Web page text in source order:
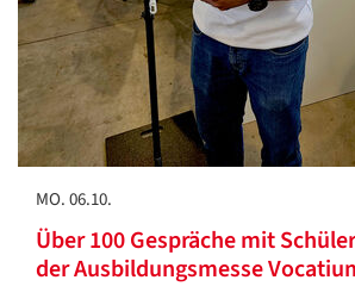
MO. 06.10.
Über 100 Gespräche mit
der Ausbildungsmesse